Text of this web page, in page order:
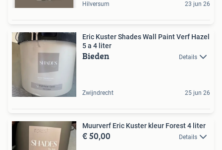
Hilversum 23 jun 26
Eric Kuster Shades Wall Paint Verf Hazel
5 a 4 liter
Bieden Details
Zwijndrecht 25 jun 26
Muurverf Eric Kuster kleur Forest 4 liter
€ 50,00 Details